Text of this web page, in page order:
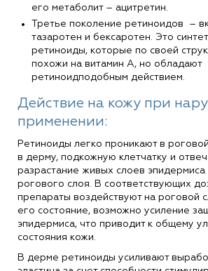
его метаболит – ацитретин.
Третье поколение ретиноидов –
тазаротен и бексаротен. Это
ретиноиды, которые по своей
похожи на витамин А, но обладают
ретиноидподобным действием.
Действие на кожу при
применении:
Ретиноиды легко проникают в
в дерму, подкожную клетчатку и
разрастание живых слоев
рогового слоя. В соответствующих
препараты воздействуют на роговой
его состояние, возможно усиление
эпидермиса, что приводит к общему
состояния кожи.
В дерме ретиноиды усиливают